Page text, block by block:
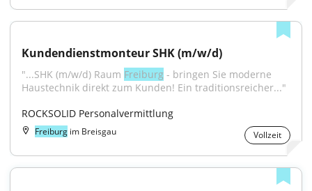
Kundendienstmonteur SHK (m/w/d)
"...SHK (m/w/d) Raum Freiburg - bringen Sie moderne
Haustechnik direkt zum Kunden! Ein traditionsreicher..."
ROCKSOLID Personalvermittlung
Freiburg im Breisgau Vollzeit